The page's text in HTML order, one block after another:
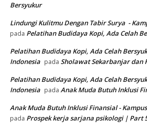
Bersyukur
Lindungi Kulitmu Dengan Tabir Surya -
pada Pelatihan Budidaya Kopi, Ada Celah
Pelatihan Budidaya Kopi, Ada Celah
Indonesia pada Sholawat Sekarbanjar dan
Pelatihan Budidaya Kopi, Ada Celah
Indonesia pada Anak Muda Butuh Inklusi
Anak Muda Butuh Inklusi Finansial -
pada Prospek kerja sarjana psikologi | Part